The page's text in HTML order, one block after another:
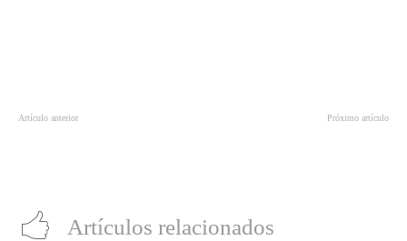
Artículo anterior Próximo artículo
Artículos relacionados